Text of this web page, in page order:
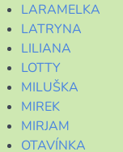
LARAMELKA
LATRYNA
LILIANA
LOTTY
MILUŠKA
MIREK
MIRJAM
OTAVÍNKA